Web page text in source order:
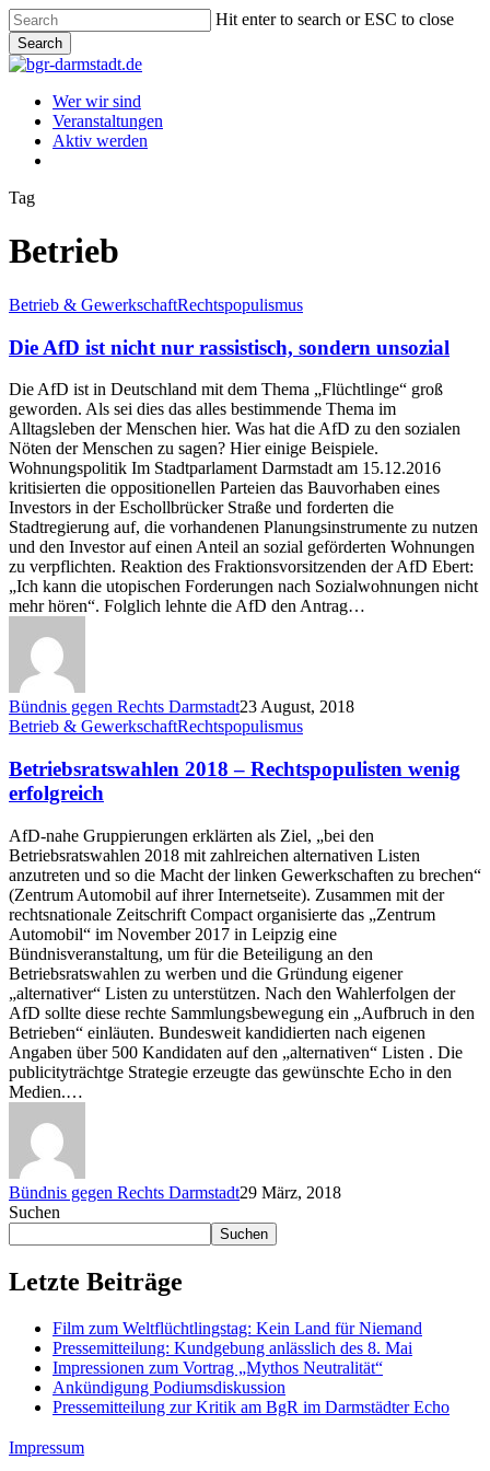
Skip
to
main
content
Hit enter to search or ESC to close
Search
Close
Menu
Wer wir sind
Veranstaltungen
Aktiv werden
Tag
Betrieb
Die
ist
nicht
nur
rassistisch,
sondern
unsozial
Betrieb & GewerkschaftRechtspopulismus
Die AfD ist nicht nur rassistisch, sondern unsozial
Die AfD ist in Deutschland mit dem Thema „Flüchtlinge“ groß
geworden. Als sei dies das alles bestimmende Thema im
Alltagsleben der Menschen hier. Was hat die AfD zu den sozialen
Nöten der Menschen zu sagen? Hier einige Beispiele.
Wohnungspolitik Im Stadtparlament Darmstadt am 15.12.2016
kritisierten die oppositionellen Parteien das Bauvorhaben eines
Investors in der Eschollbrücker Straße und forderten die
Stadtregierung auf, die vorhandenen Planungsinstrumente zu nutzen
und den Investor auf einen Anteil an sozial geförderten Wohnungen
zu verpflichten. Reaktion des Fraktionsvorsitzenden der AfD Ebert:
„Ich kann die utopischen Forderungen nach Sozialwohnungen nicht
mehr hören“. Folglich lehnte die AfD den Antrag…
Bündnis gegen Rechts Darmstadt23 August, 2018
Betriebsratswahlen
–
Rechtspopulisten
wenig
Betrieb & GewerkschaftRechtspopulismus
Betriebsratswahlen 2018 – Rechtspopulisten wenig
erfolgreich
AfD-nahe Gruppierungen erklärten als Ziel, „bei den
Betriebsratswahlen 2018 mit zahlreichen alternativen Listen
anzutreten und so die Macht der linken Gewerkschaften zu brechen“
(Zentrum Automobil auf ihrer Internetseite). Zusammen mit der
rechtsnationale Zeitschrift Compact organisierte das „Zentrum
Automobil“ im November 2017 in Leipzig eine
Bündnisveranstaltung, um für die Beteiligung an den
Betriebsratswahlen zu werben und die Gründung eigener
„alternativer“ Listen zu unterstützen. Nach den Wahlerfolgen der
AfD sollte diese rechte Sammlungsbewegung ein „Aufbruch in den
Betrieben“ einläuten. Bundesweit kandidierten nach eigenen
Angaben über 500 Kandidaten auf den „alternativen“ Listen . Die
publicityträchtge Strategie erzeugte das gewünschte Echo in den
Medien.…
Bündnis gegen Rechts Darmstadt29 März, 2018
Suchen
Suchen
Letzte Beiträge
Film zum Weltflüchtlingstag: Kein Land für Niemand
Pressemitteilung: Kundgebung anlässlich des 8. Mai
Impressionen zum Vortrag „Mythos Neutralität“
Ankündigung Podiumsdiskussion
Pressemitteilung zur Kritik am BgR im Darmstädter Echo
Impressum